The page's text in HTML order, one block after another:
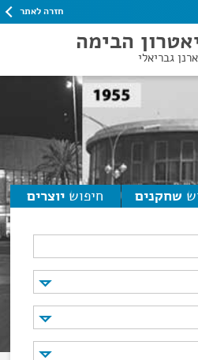
חזרה לאתר
הבימה
גבריאלי
שחקנים חיפוש יוצרים